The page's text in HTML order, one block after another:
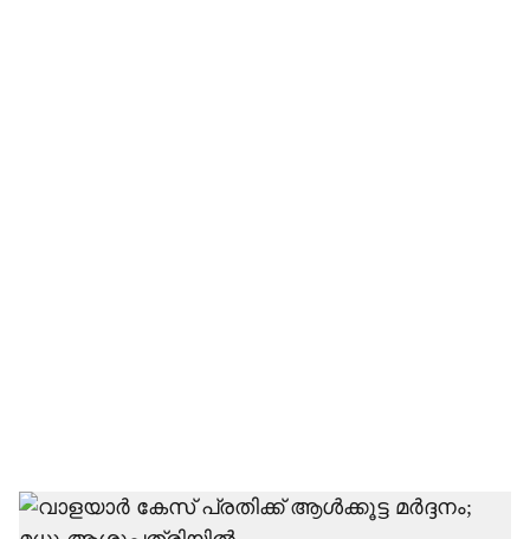
വാളയാര്‍ കേസിലെ പ്രതിക്കെതിരെ ആള്‍ക്കൂട്ട